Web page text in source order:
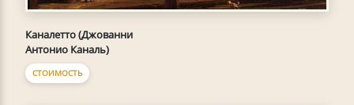
Каналетто (Джованни
Антонио Каналь)
СТОИМОСТЬ